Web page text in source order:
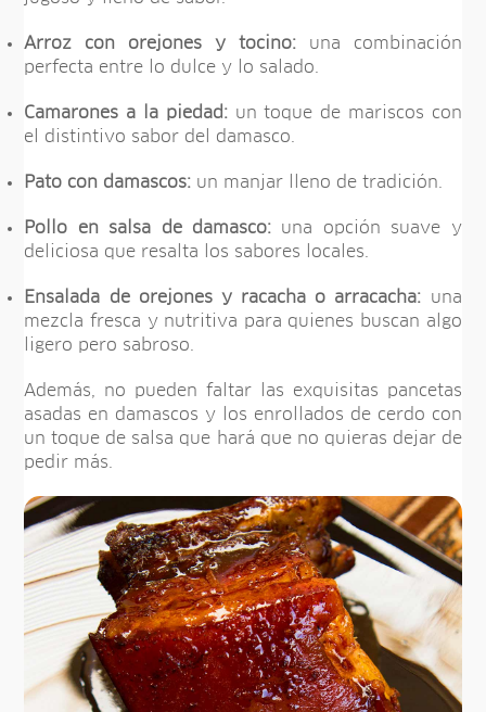
Arroz con orejones y tocino:una combinación
perfecta entre lo dulce y lo salado.
Camarones a la piedad: un toque de mariscos con
el distintivo sabor del damasco.
Pato con damascos: un manjar lleno de tradición.
Pollo en salsa de damasco: una opción suave y
deliciosa que resalta los sabores locales.
Ensalada de orejones y racacha o arracacha: una
mezcla fresca y nutritiva para quienes buscan algo
ligero pero sabroso.
Además, no pueden faltar las exquisitas pancetas
asadas en damascos y los enrollados de cerdo con
un toque de salsa que hará que no quieras dejar de
pedir más.